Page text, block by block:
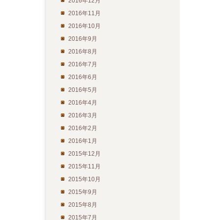
2016年11月
2016年10月
2016年9月
2016年8月
2016年7月
2016年6月
2016年5月
2016年4月
2016年3月
2016年2月
2016年1月
2015年12月
2015年11月
2015年10月
2015年9月
2015年8月
2015年7月